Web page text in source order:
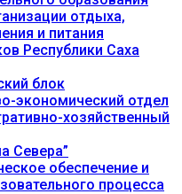
отдыха,
и питания
Республики Саха
блок
экономический отдел
хозяйственный
Севера”
обеспечение и
процесса